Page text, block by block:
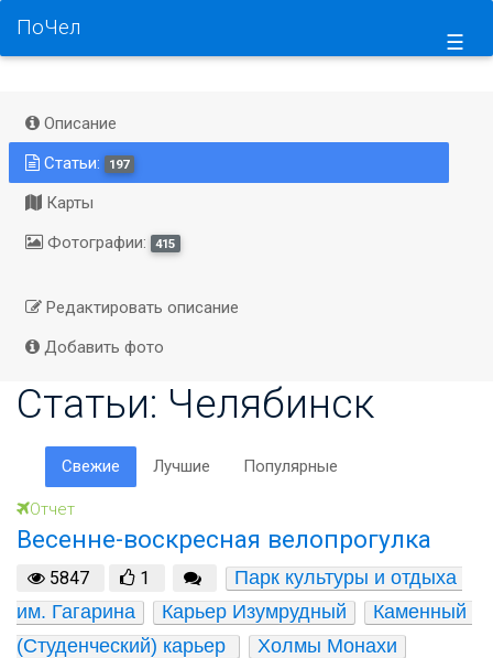
☰
ПоЧел
Описание
Статьи:
197
Карты
Фотографии:
415
Редактировать описание
Добавить фото
Статьи: Челябинск
Свежие Лучшие Популярные
Отчет
Весенне-воскресная велопрогулка
5847 1
Парк культуры и отдыха
им. Гагарина
Карьер Изумрудный
Каменный
(Студенческий) карьер
Холмы Монахи